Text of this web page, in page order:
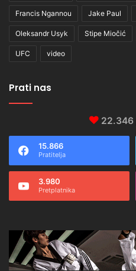
Francis Ngannou Jake Paul
Oleksandr Usyk Stipe Miočić
UFC video
Prati nas
22.346
15.866
Pratitelja
3.980
Pretplatnika